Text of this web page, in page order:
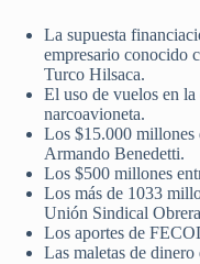
La supuesta
empresario conocido
Turco Hilsaca.
El uso de vuelos en
narcoavioneta.
Los $15.000 millones
Armando Benedetti.
Los $500 millones
Los más de 1033
Unión Sindical
Los aportes de
Las maletas de